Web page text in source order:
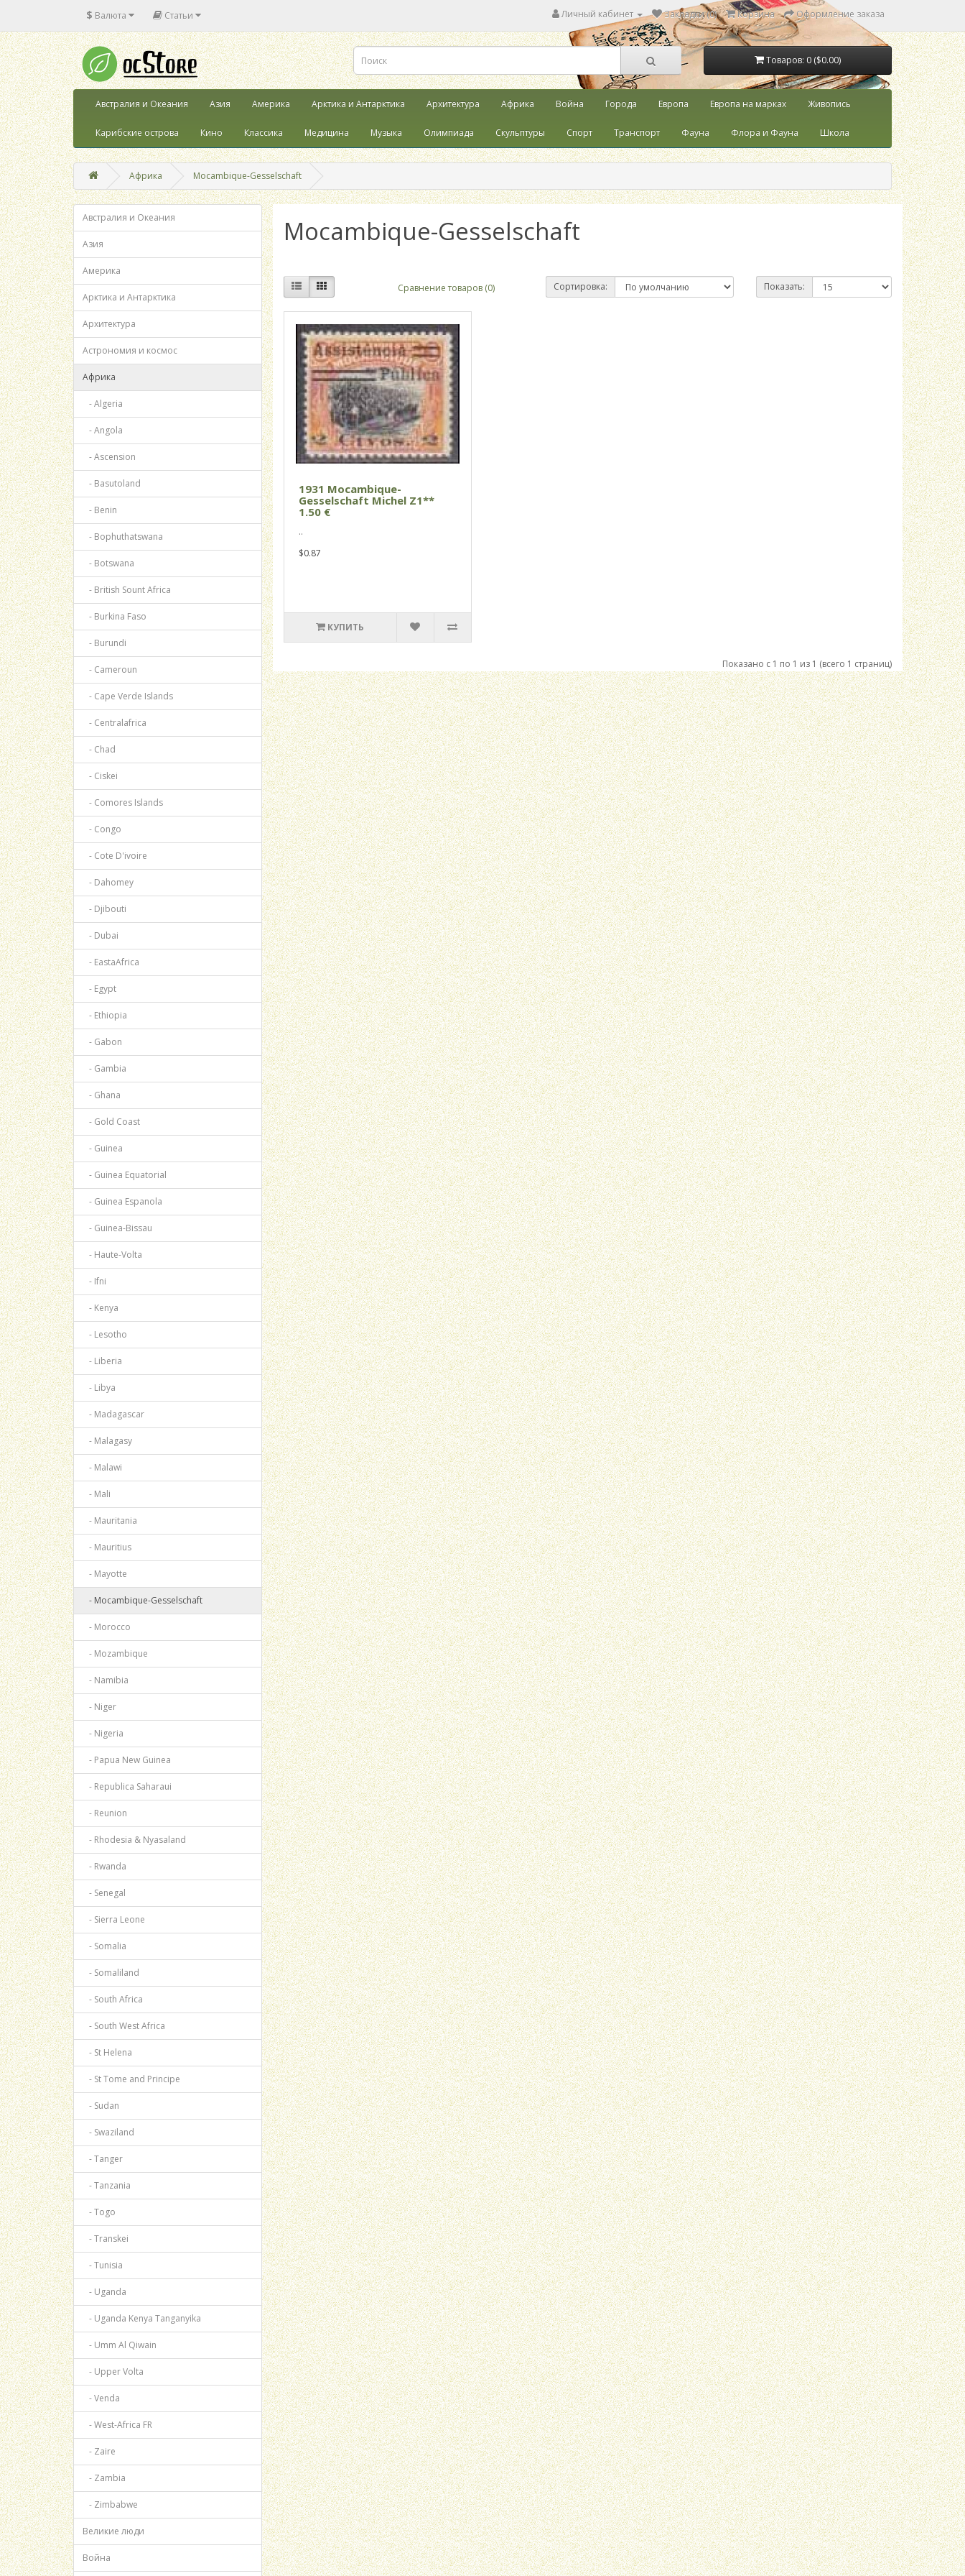
$ Валюта Статьи Личный кабинет Закладки (0) Корзина Оформление заказа
Товаров: 0 ($0.00)
Австралия и Океания Азия Америка Арктика и Антарктика Архитектура Африка Война Города Европа Европа на марках Живопись
Карибские острова Кино Классика Медицина Музыка Олимпиада Скульптуры Спорт Транспорт Фауна Флора и Фауна Школа
Африка Mocambique-Gesselschaft
Австралия и Океания
Азия
Америка
Арктика и Антарктика
Архитектура
Астрономия и космос
Африка
- Algeria
- Angola
- Ascension
- Basutoland
- Benin
- Bophuthatswana
- Botswana
- British Sount Africa
- Burkina Faso
- Burundi
- Cameroun
- Cape Verde Islands
- Centralafrica
- Chad
- Ciskei
- Comores Islands
- Congo
- Cote D'ivoire
- Dahomey
- Djibouti
- Dubai
- EastaAfrica
- Egypt
- Ethiopia
- Gabon
- Gambia
- Ghana
- Gold Coast
- Guinea
- Guinea Equatorial
- Guinea Espanola
- Guinea-Bissau
- Haute-Volta
- Ifni
- Kenya
- Lesotho
- Liberia
- Libya
- Madagascar
- Malagasy
- Malawi
- Mali
- Mauritania
- Mauritius
- Mayotte
- Mocambique-Gesselschaft
- Morocco
- Mozambique
- Namibia
- Niger
- Nigeria
- Papua New Guinea
- Republica Saharaui
- Reunion
- Rhodesia & Nyasaland
- Rwanda
- Senegal
- Sierra Leone
- Somalia
- Somaliland
- South Africa
- South West Africa
- St Helena
- St Tome and Principe
- Sudan
- Swaziland
- Tanger
- Tanzania
- Togo
- Transkei
- Tunisia
- Uganda
- Uganda Kenya Tanganyika
- Umm Al Qiwain
- Upper Volta
- Venda
- West-Africa FR
- Zaire
- Zambia
- Zimbabwe
Великие люди
Война
Mocambique-Gesselschaft
Сравнение товаров (0) Сортировка: Показать:
1931 Mocambique-
Gesselschaft Michel Z1**
1.50 €
..
$0.87
КУПИТЬ
Показано с 1 по 1 из 1 (всего 1 страниц)